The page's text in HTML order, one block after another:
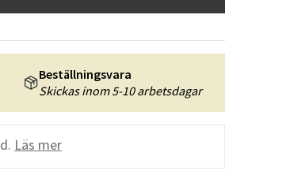
Beställningsvara
Skickas inom 5-10 arbetsdagar
Läs mer